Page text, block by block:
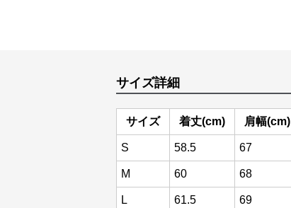
サイズ詳細
サイズ 着丈(cm) 肩幅(cm)
S 58.5 67
M 60 68
L 61.5 69